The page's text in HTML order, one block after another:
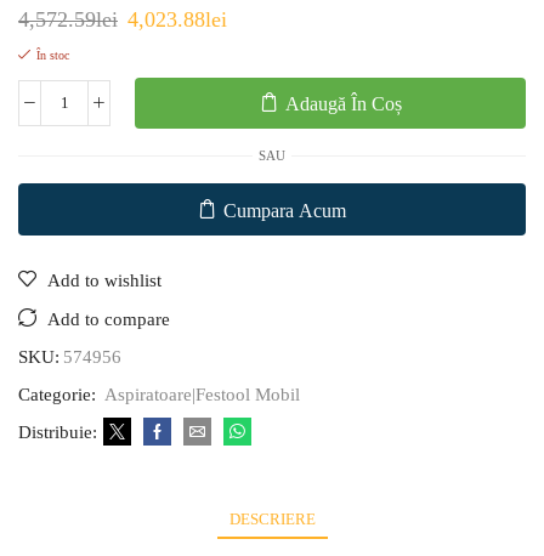
4,572.59lei 4,023.88lei
În stoc
Adaugă În Coș
SAU
Cumpara Acum
Add to wishlist
Add to compare
SKU: 574956
Categorie: Aspiratoare|Festool Mobil
Distribuie:
DESCRIERE